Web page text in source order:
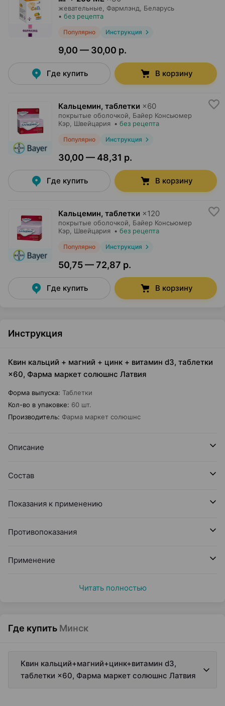
жевательные, Фармлэнд , Беларусь
• без рецепта
Популярно Инструкция
9,00 — 30,00 р.
Где купить В корзину
Кальцемин, таблетки ×60
покрытые оболочкой,
Байер Консьюмер
Кэр , Швейцария • без рецепта
Популярно Инструкция
30,00 — 48,31 р.
Где купить В корзину
Кальцемин, таблетки ×120
покрытые оболочкой,
Байер Консьюмер
Кэр , Швейцария • без рецепта
Популярно Инструкция
50,75 — 72,87 р.
Где купить В корзину
Инструкция
Квин кальций + магний + цинк + витамин d3, таблетки
×60, Фарма маркет солюшнс Латвия
Форма выпуска: Таблетки
Кол-во в упаковке: 60 шт.
Производитель: Фарма маркет солюшнс
Описание
Состав
Показания к применению
Противопоказания
Применение
Читать полностью
Где купить Минск
Квин кальций+магний+цинк+витамин d3,
таблетки ×60, Фарма маркет солюшнс Латвия